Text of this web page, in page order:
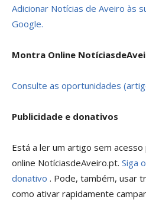
Adicionar Notícias de Aveiro às
Google.
Montra Online
Consulte as oportunidades
Publicidade e donativos
Está a ler um artigo sem
online NotíciasdeAveiro.pt. Siga
donativo . Pode, também, usar
como ativar rapidamente